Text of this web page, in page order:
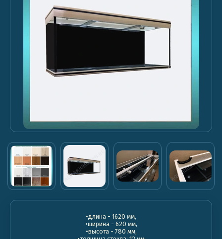
•длина - 1620 мм,
•ширина - 620 мм,
•высота - 780 мм,